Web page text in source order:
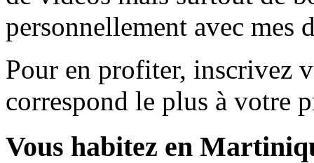
personnellement avec mes
Pour en profiter, inscrivez
correspond le plus à votre
Vous habitez en